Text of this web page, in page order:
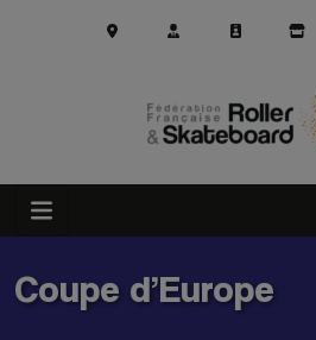
Coupe d’Europe